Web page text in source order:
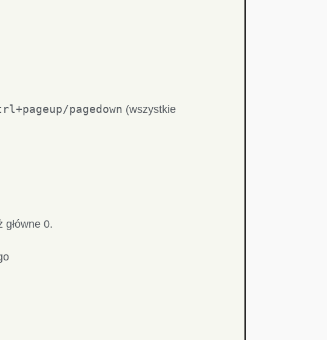
pagedown (wszystkie
0.